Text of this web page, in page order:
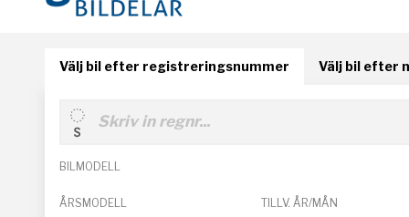
Välj bil efter registreringsnummer Välj bil efter
BILMODELL
ÅRSMODELL TILLV. ÅR/MÅN